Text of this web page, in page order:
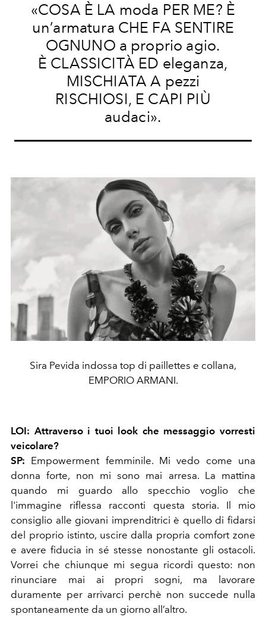
«COSA È LA moda PER ME? È
un’armatura CHE FA SENTIRE
OGNUNO a proprio agio.
È CLASSICITÀ ED eleganza,
MISCHIATA A pezzi
RISCHIOSI, E CAPI PIÙ
audaci».
Sira Pevida indossa top di paillettes e collana,
EMPORIO ARMANI.
LOI: Attraverso i tuoi look che messaggio vorresti
veicolare?
SP: Empowerment femminile. Mi vedo come una
donna forte, non mi sono mai arresa. La mattina
quando mi guardo allo specchio voglio che
l'immagine riflessa racconti questa storia. Il mio
consiglio alle giovani imprenditrici è quello di fidarsi
del proprio istinto, uscire dalla propria comfort zone
e avere fiducia in sé stesse nonostante gli ostacoli.
Vorrei che chiunque mi segua ricordi questo: non
rinunciare mai ai propri sogni, ma lavorare
duramente per arrivarci perchè non succede nulla
spontaneamente da un giorno all’altro.